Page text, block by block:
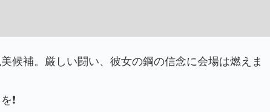
候補。厳しい闘い、彼女の鋼の信念に会場は燃えま
❗️